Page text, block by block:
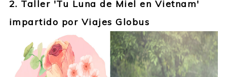
2. Taller 'Tu Luna de Miel en Vietnam'
impartido por Viajes Globus